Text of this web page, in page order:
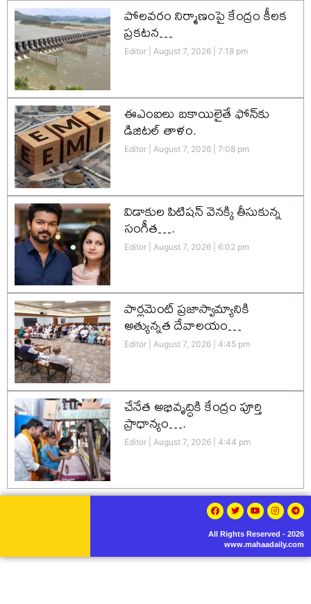
పోలవరం నిర్మాణంపై కేంద్రం కీలక
ప్రకటన…
Editor August 7, 2026 7:18 pm
ఈఎంఐలు బకాయిలైతే ఫోన్‌కు
డిజిటల్ తాళం.
Editor August 7, 2026 7:08 pm
విడాకుల పిటిషన్ వెనక్కి తీసుకున్న
సంగీత….
Editor August 7, 2026 6:02 pm
పార్లమెంట్ ప్రజాస్వామ్యానికి
అత్యున్నత దేవాలయం…
Editor August 7, 2026 4:45 pm
చేనేత అభివృద్ధికి కేంద్రం పూర్తి
ప్రాధాన్యం….
Editor August 7, 2026 4:44 pm
All Rights Reserved - 2026
www.mahaadaily.com